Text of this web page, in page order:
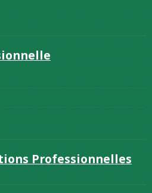
Professionnelles